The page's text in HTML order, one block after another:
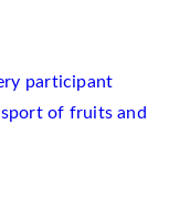
participant
of fruits and